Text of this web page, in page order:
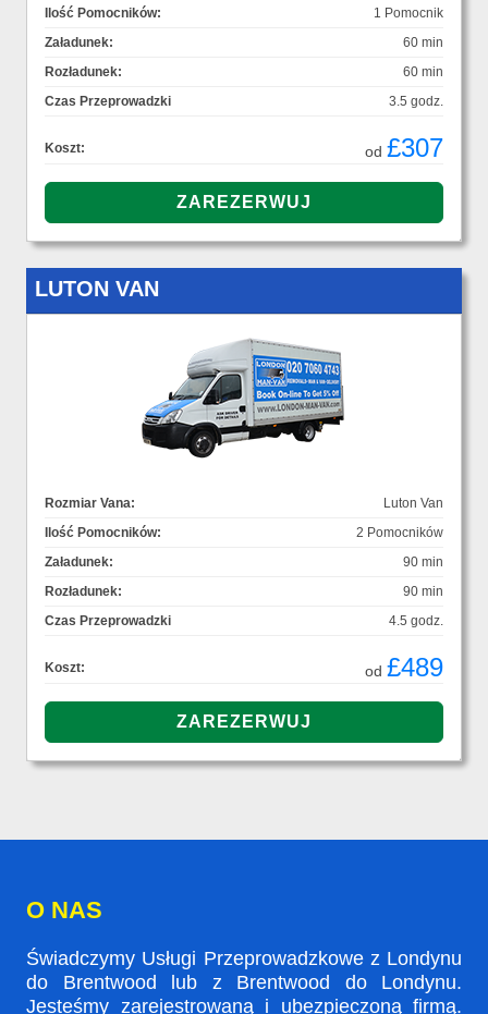
Ilość Pomocników:
1 Pomocnik
Załadunek:
60 min
Rozładunek:
60 min
Czas Przeprowadzki
3.5 godz.
Koszt: od £307
LUTON VAN
Rozmiar Vana:
Luton Van
Ilość Pomocników:
2 Pomocników
Załadunek:
90 min
Rozładunek:
90 min
Czas Przeprowadzki
4.5 godz.
Koszt: od £489
O NAS
Świadczymy Usługi Przeprowadzkowe z Londynu
do Brentwood lub z Brentwood do Londynu.
Jesteśmy zarejestrowaną i ubezpieczoną firmą.